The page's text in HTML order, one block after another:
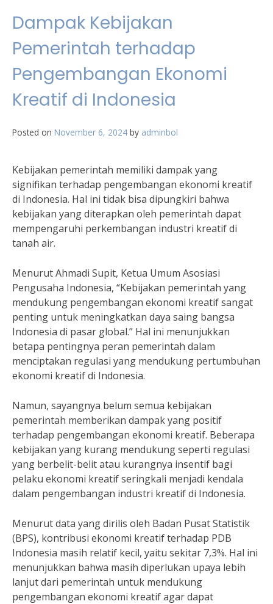
Dampak Kebijakan
Pemerintah terhadap
Pengembangan Ekonomi
Kreatif di Indonesia
Posted on November 6, 2024 by adminbol
Kebijakan pemerintah memiliki dampak yang
signifikan terhadap pengembangan ekonomi kreatif
di Indonesia. Hal ini tidak bisa dipungkiri bahwa
kebijakan yang diterapkan oleh pemerintah dapat
mempengaruhi perkembangan industri kreatif di
tanah air.
Menurut Ahmadi Supit, Ketua Umum Asosiasi
Pengusaha Indonesia, “Kebijakan pemerintah yang
mendukung pengembangan ekonomi kreatif sangat
penting untuk meningkatkan daya saing bangsa
Indonesia di pasar global.” Hal ini menunjukkan
betapa pentingnya peran pemerintah dalam
menciptakan regulasi yang mendukung pertumbuhan
ekonomi kreatif di Indonesia.
Namun, sayangnya belum semua kebijakan
pemerintah memberikan dampak yang positif
terhadap pengembangan ekonomi kreatif. Beberapa
kebijakan yang kurang mendukung seperti regulasi
yang berbelit-belit atau kurangnya insentif bagi
pelaku ekonomi kreatif seringkali menjadi kendala
dalam pengembangan industri kreatif di Indonesia.
Menurut data yang dirilis oleh Badan Pusat Statistik
(BPS), kontribusi ekonomi kreatif terhadap PDB
Indonesia masih relatif kecil, yaitu sekitar 7,3%. Hal ini
menunjukkan bahwa masih diperlukan upaya lebih
lanjut dari pemerintah untuk mendukung
pengembangan ekonomi kreatif agar dapat